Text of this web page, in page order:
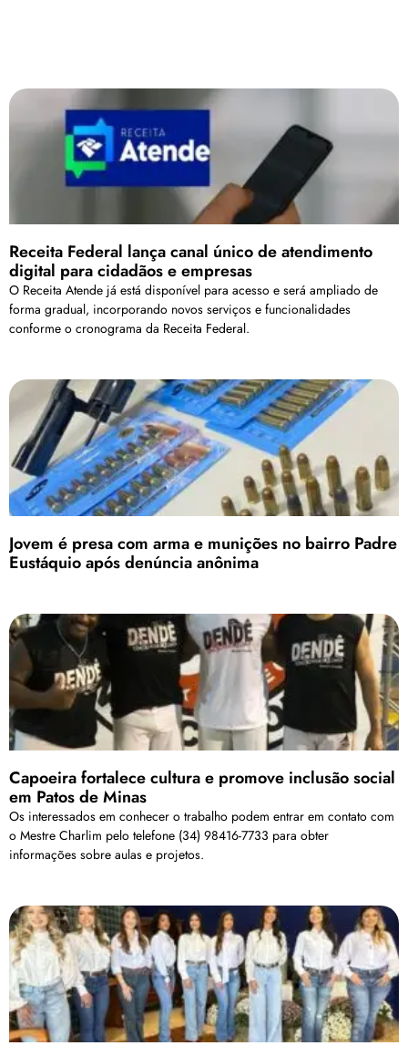
Receita Federal lança canal único de atendimento
digital para cidadãos e empresas
O Receita Atende já está disponível para acesso e será ampliado de
forma gradual, incorporando novos serviços e funcionalidades
conforme o cronograma da Receita Federal.
Jovem é presa com arma e munições no bairro Padre
Eustáquio após denúncia anônima
Capoeira fortalece cultura e promove inclusão social
em Patos de Minas
Os interessados em conhecer o trabalho podem entrar em contato com
o Mestre Charlim pelo telefone (34) 98416-7733 para obter
informações sobre aulas e projetos.